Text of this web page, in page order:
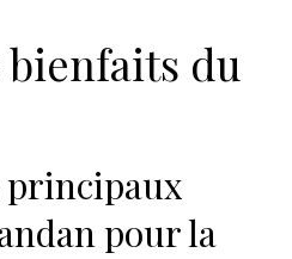
bienfaits du
principaux
pour la